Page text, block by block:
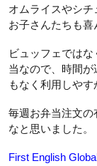
オムライスやシチ
お子さんたちも喜
ビュッフェでは
当なので、時間
もなく利用しやす
毎週お弁当注文
なと思いました。
First English